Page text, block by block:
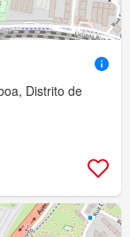
Distrito de